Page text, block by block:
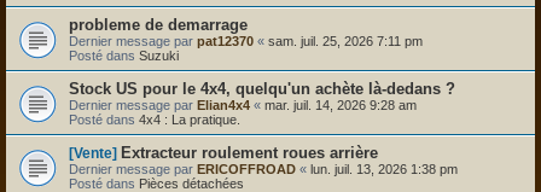
probleme de demarrage
Dernier message par pat12370 « sam. juil. 25, 2026 7:11 pm
Posté dans Suzuki
Stock US pour le 4x4, quelqu'un achète là-dedans ?
Dernier message par Elian4x4 « mar. juil. 14, 2026 9:28 am
Posté dans 4x4 : La pratique.
[Vente] Extracteur roulement roues arrière
Dernier message par ERICOFFROAD « lun. juil. 13, 2026 1:38 pm
Posté dans Pièces détachées